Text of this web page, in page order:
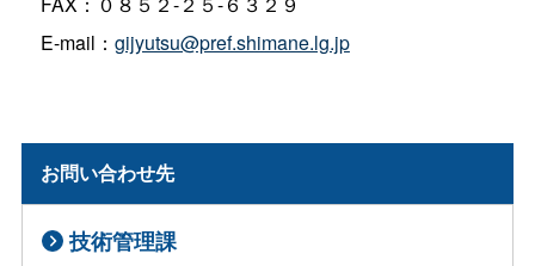
E-mail： gijyutsu@pref.shimane.lg.jp
お問い合わせ先
技術管理課